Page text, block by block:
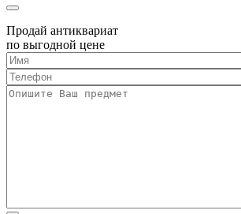
Продай антиквариат
по выгодной цене